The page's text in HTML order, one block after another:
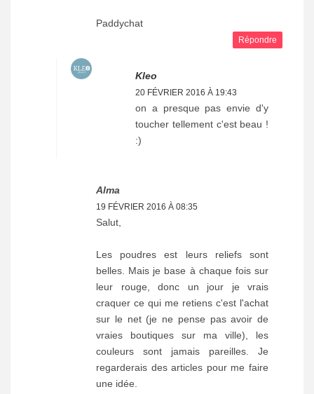
Paddychat
Répondre
Kleo
20 FÉVRIER 2016 À 19:43
on a presque pas envie d'y
toucher tellement c'est beau !
:)
Alma
19 FÉVRIER 2016 À 08:35
Salut,
Les poudres est leurs reliefs sont
belles. Mais je base à chaque fois sur
leur rouge, donc un jour je vrais
craquer ce qui me retiens c'est l'achat
sur le net (je ne pense pas avoir de
vraies boutiques sur ma ville), les
couleurs sont jamais pareilles. Je
regarderais des articles pour me faire
une idée.